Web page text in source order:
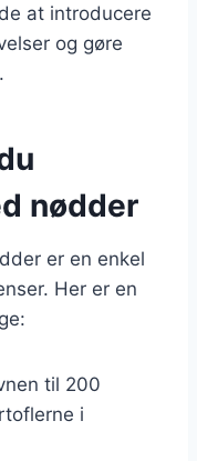
at introducere
og gøre
nødder
er en enkel
Her er en
til 200
i